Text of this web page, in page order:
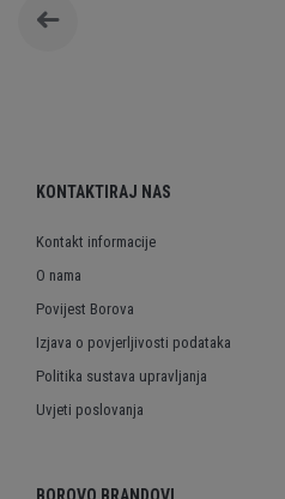
KONTAKTIRAJ NAS
Kontakt informacije
O nama
Povijest Borova
Izjava o povjerljivosti podataka
Politika sustava upravljanja
Uvjeti poslovanja